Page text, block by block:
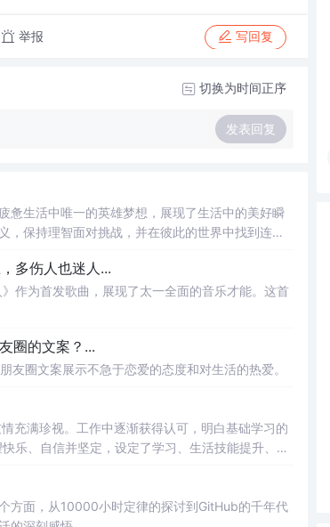
举报 写回复
切换为时间正序
发表回复
惫生活中唯一的英雄梦想，展现了生活中的美好瞬
，保持理智面对挑战，并在彼此的世界中找到连
多伤人也迷人...
作为首发歌曲，展现了太一全面的音乐才能。这首
圈的文案？...
圈文案展示不急于恋爱的态度和对生活的热爱。
充满珍视。工作中逐渐获得认可，明白基础学习的
乐、自信并坚定，设定了学习、生活技能提升、旅
方面，从10000小时定律的探讨到GitHub的千年代